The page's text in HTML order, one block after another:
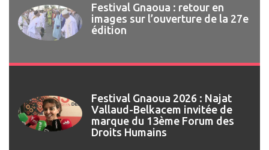
Festival Gnaoua 2026 : Najat
Vallaud-Belkacem invitée de
marque du 13ème Forum des
Festival Gnaoua : retour en
images sur l’ouverture de la 27e
édition